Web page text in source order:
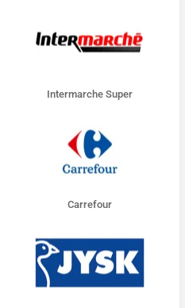
Intermarche Super
Carrefour